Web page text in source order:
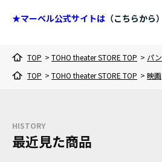
★マーベル公式サイトは （こちらから）
TOP > TOHO theater STORE TOP > パ
TOP > TOHO theater STORE TOP > 映画
HISTORY
最近見た商品